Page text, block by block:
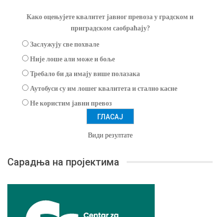
Како оцењујете квалитет јавног превоза у градском и
приградском саобраћају?
Заслужују све похвале
Није лоше али може и боље
Требало би да имају више полазака
Аутобуси су им лошег квалитета и стално касне
Не користим јавни превоз
Види резултате
Сарадња на пројектима